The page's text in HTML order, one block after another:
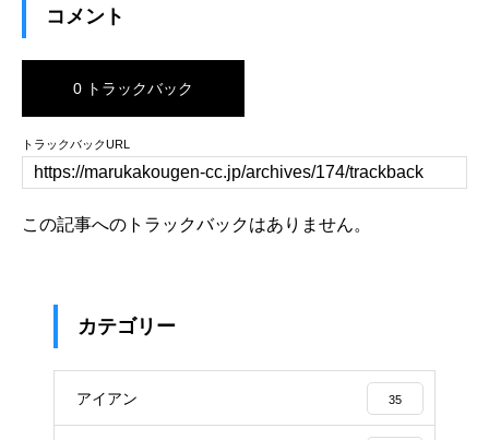
コメント
0 トラックバック
トラックバックURL
この記事へのトラックバックはありません。
カテゴリー
アイアン 35